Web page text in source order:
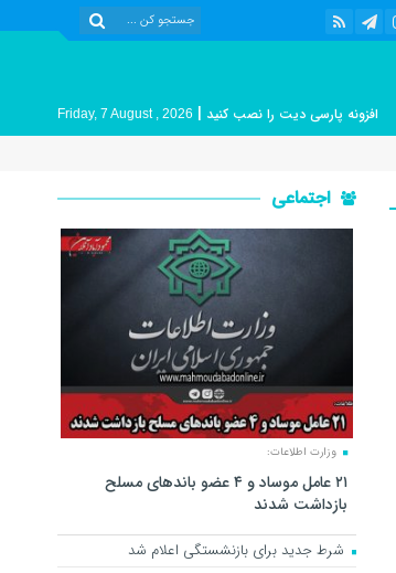
افزونه پارسی دیت را نصب کنید |
Friday, 7 August , 2026
اجتماعی
وزارت اطلاعات:
۲۱ عامل موساد و ۴ عضو باند‌های مسلح
بازداشت شدند
شرط جدید برای بازنشستگی اعلام شد